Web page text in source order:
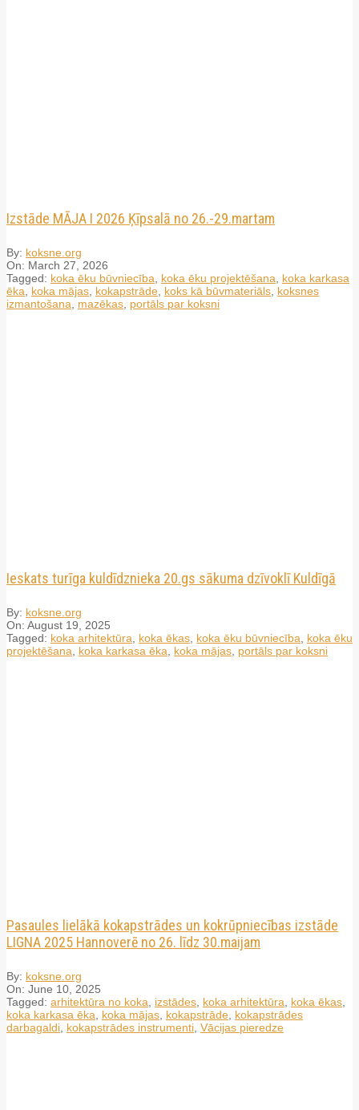
Izstāde MĀJA I 2026 Ķīpsalā no 26.-29.martam
By: koksne.org
On: March 27, 2026
Tagged: koka ēku būvniecība koka ēku projektēšana
koka karkasa
ēka
koka mājas kokapstrāde koks kā būvmateriāls koksnes
izmantošana
mazēkas portāls par koksni
Ieskats turīga kuldīdznieka 20.gs sākuma dzīvoklī Kuldīgā
By: koksne.org
On: August 19, 2025
Tagged: koka arhitektūra koka ēkas koka ēku būvniecība
koka ēku
projektēšana
koka karkasa ēka koka mājas portāls par koksni
Pasaules lielākā kokapstrādes un kokrūpniecības izstāde
LIGNA 2025 Hannoverē no 26. līdz 30.maijam
By: koksne.org
On: June 10, 2025
Tagged: arhitektūra no koka izstādes koka arhitektūra koka ēkas
koka karkasa ēka
koka mājas kokapstrāde kokapstrādes
darbagaldi kokapstrādes instrumenti Vācijas pieredze